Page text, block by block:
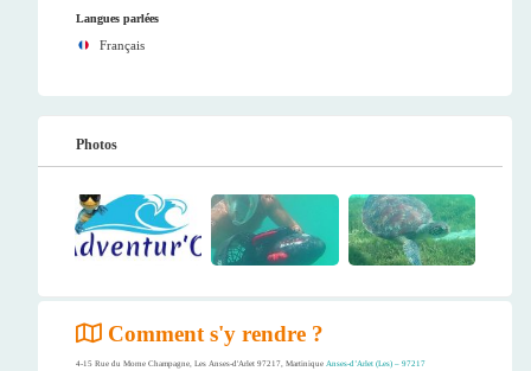
Langues parlées
Français
Photos
Comment s'y rendre ?
4-15 Rue du Morne Champagne, Les Anses-d'Arlet 97217, Martinique Anses-d’Arlet (Les) – 97217